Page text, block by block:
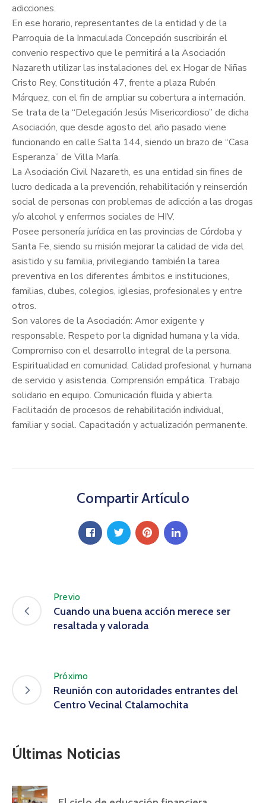
adicciones.
En ese horario, representantes de la entidad y de la
Parroquia de la Inmaculada Concepción suscribirán el
convenio respectivo que le permitirá a la Asociación
Nazareth utilizar las instalaciones del ex Hogar de Niñas
Cristo Rey, Constitución 47, frente a plaza Rubén
Márquez, con el fin de ampliar su cobertura a internación.
Se trata de la “Delegación Jesús Misericordioso” de dicha
Asociación, que desde agosto del año pasado viene
funcionando en calle Salta 144, siendo un brazo de “Casa
Esperanza” de Villa María.
La Asociación Civil Nazareth, es una entidad sin fines de
lucro dedicada a la prevención, rehabilitación y reinserción
social de personas con problemas de adicción a las drogas
y/o alcohol y enfermos sociales de HIV.
Posee personería jurídica en las provincias de Córdoba y
Santa Fe, siendo su misión mejorar la calidad de vida del
asistido y su familia, privilegiando también la tarea
preventiva en los diferentes ámbitos e instituciones,
familias, clubes, colegios, iglesias, profesionales y entre
otros.
Son valores de la Asociación: Amor exigente y
responsable. Respeto por la dignidad humana y la vida.
Compromiso con el desarrollo integral de la persona.
Espiritualidad en comunidad. Calidad profesional y humana
de servicio y asistencia. Comprensión empática. Trabajo
solidario en equipo. Comunicación fluida y abierta.
Facilitación de procesos de rehabilitación individual,
familiar y social. Capacitación y actualización permanente.
Compartir Artículo
Previo
Cuando una buena acción merece ser
resaltada y valorada
Próximo
Reunión con autoridades entrantes del
Centro Vecinal Ctalamochita
Últimas Noticias